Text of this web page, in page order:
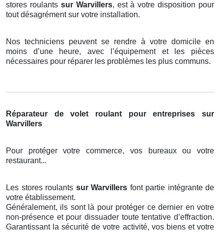
stores roulants sur Warvillers, est à votre disposition pour
tout désagrément sur votre installation.
Nos techniciens peuvent se rendre à votre domicile en
moins d’une heure, avec l’équipement et les pièces
nécessaires pour réparer les problèmes les plus communs.
Réparateur de volet roulant pour entreprises sur
Warvillers
Pour protéger votre commerce, vos bureaux ou votre
restaurant...
Les stores roulants sur Warvillers font partie intégrante de
votre établissement.
Généralement, ils sont là pour protéger ce dernier en votre
non-présence et pour dissuader toute tentative d’effraction.
Garantissant la sécurité de votre activité, vos biens et votre